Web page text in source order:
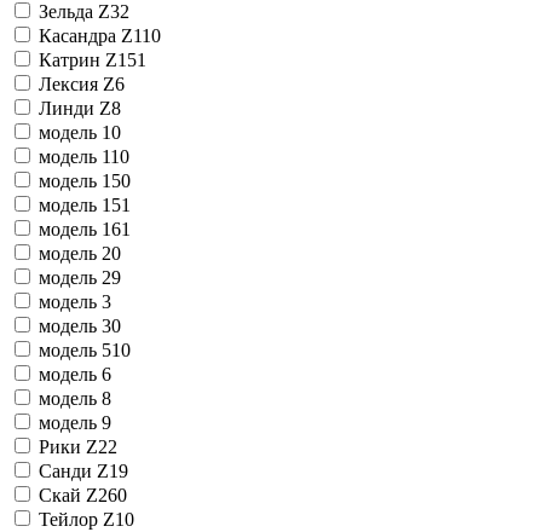
Зельда Z32
Касандра Z110
Катрин Z151
Лексия Z6
Линди Z8
модель 10
модель 110
модель 150
модель 151
модель 161
модель 20
модель 29
модель 3
модель 30
модель 510
модель 6
модель 8
модель 9
Рики Z22
Санди Z19
Скай Z260
Тейлор Z10